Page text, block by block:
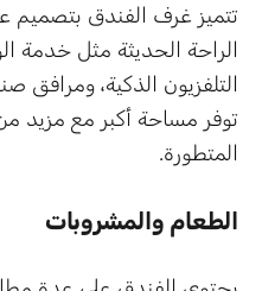
تتميز غرف الفندق
الراحة الحديثة مثل خدمة
التلفزيون الذكية، ومرافق
توفر مساحة أكبر مع مزيد
المتطورة.
الطعام والمشروبات